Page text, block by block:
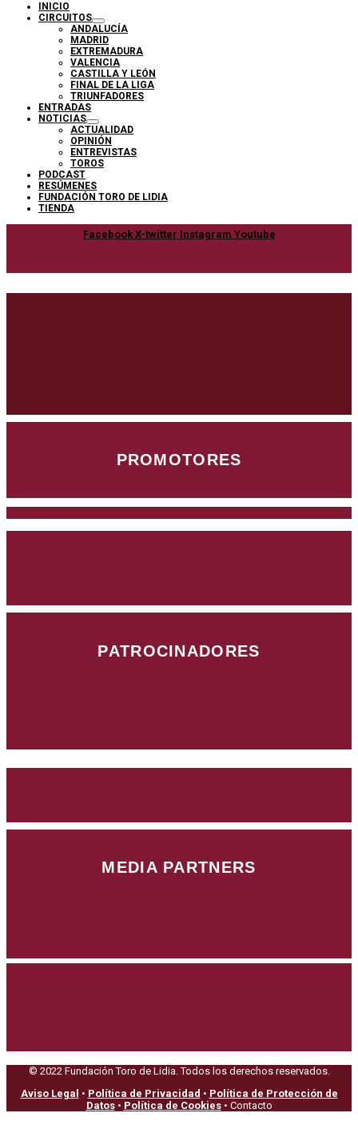
INICIO
CIRCUITOS
ANDALUCÍA
MADRID
EXTREMADURA
VALENCIA
CASTILLA Y LEÓN
FINAL DE LA LIGA
TRIUNFADORES
ENTRADAS
NOTICIAS
ACTUALIDAD
OPINIÓN
ENTREVISTAS
TOROS
PODCAST
RESÚMENES
FUNDACIÓN TORO DE LIDIA
TIENDA
Facebook X-twitter Instagram Youtube
PROMOTORES
PATROCINADORES
MEDIA PARTNERS
© 2022 Fundación Toro de Lidia. Todos los derechos reservados.
Aviso Legal • Política de Privacidad • Política de Protección de
Datos• Política de Cookies• Contacto